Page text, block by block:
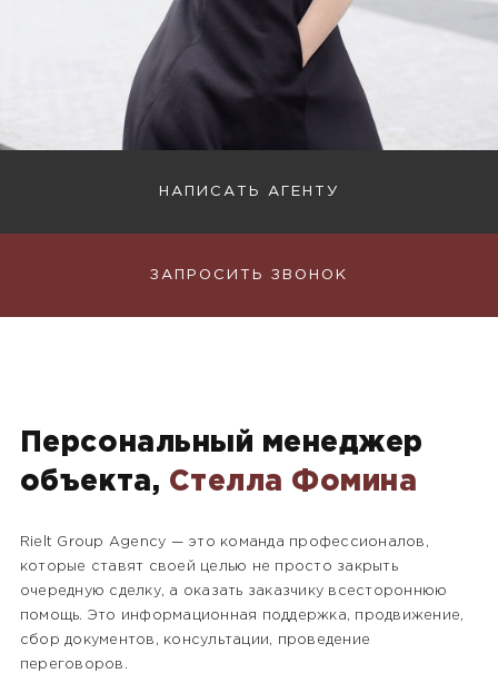
НАПИСАТЬ АГЕНТУ
ЗАПРОСИТЬ ЗВОНОК
Персональный менеджер
объекта, Стелла Фомина
Rielt Group Agency — это команда профессионалов,
которые ставят своей целью не просто закрыть
очередную сделку, а оказать заказчику всестороннюю
помощь. Это информационная поддержка, продвижение,
сбор документов, консультации, проведение
переговоров.